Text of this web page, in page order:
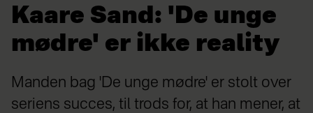
Kaare Sand: 'De unge
mødre' er ikke reality
Manden bag 'De unge mødre' er stolt over
seriens succes, til trods for, at han mener, at